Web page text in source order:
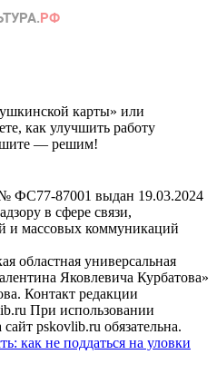
карты» или
как улучшить работу
— решим!
ФС77-87001 выдан 19.03.2024
в сфере связи,
и массовых коммуникаций
областная универсальная
Яковлевича Курбатова»
Контакт редакции
При использовании
pskovlib.ru обязательна.
как не поддаться на уловки